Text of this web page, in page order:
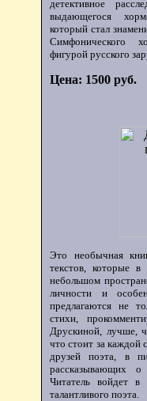
детективное
выдающегося
который стал
Симфонического
фигурой русского
Цена: 1500 руб.
Это необычная
текстов, которые
небольшом
личности и
предлагаются не
стихи,
Друскиной, лучше,
что стоит за каждой
друзей поэта, в
рассказывающих
Читатель войдет в
талантливого поэта.